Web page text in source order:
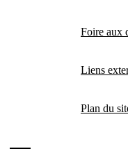
Foire aux
Liens
Plan du